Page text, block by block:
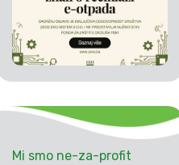
Mi smo ne-za-profit